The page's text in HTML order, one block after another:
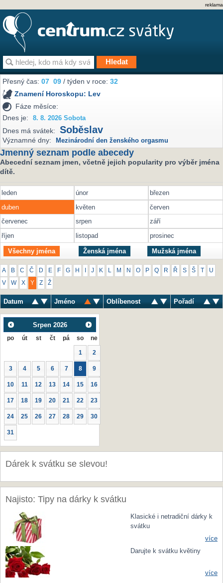
reklama
Přesný čas:07 09 / týden v roce:32
Znamení Horoskopu: Lev
Fáze měsíce:
Dnes je:
8. 8. 2026 Sobota
Dnes má svátek: Soběslav
Významné dny: Mezinárodní den ženského orgasmu
Jmenný seznam podle abecedy
Abecední seznam jmen, včetně jejich popularity pro výběr jména
dítě.
leden únor
březen
duben
květen
červen
červenec
srpen
září
říjen
listopad prosinec
Všechny jména Ženská jména Mužská jména
A B C Č D E F G H J K M N O P Q R Ř S Š U
V W X Y Z Ž
Datum Jméno Oblíbenost Pořadí
Srpen 2026
po út st čt pá so ne
1 2
3 4 5 6 7 8 9
10 11 12 13 14 15 16
17 18 19 20 21 22 23
24 25 26 27 28 29 30
31
Dárek k svátku se slevou!
Najisto: Tipy na dárky k svátku
Klasické i netradiční dárky k
svátku
více
Darujte k svátku květiny
více